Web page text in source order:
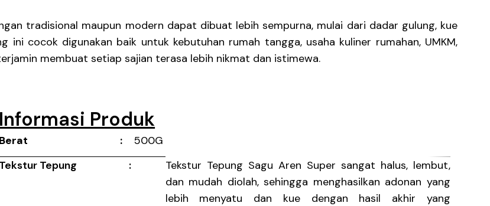
tradisional maupun modern dapat dibuat lebih sempurna, mulai dari dadar gulung, kue
ini cocok digunakan baik untuk kebutuhan rumah tangga, usaha kuliner rumahan, UMKM,
membuat setiap sajian terasa lebih nikmat dan istimewa.
Informasi Produk
Berat : 500G
:N/A
Tekstur Tepung :
Tekstur Tepung Sagu Aren Super sangat halus, lembut,
dan mudah diolah, sehingga menghasilkan adonan yang
lebih menyatu dan kue dengan hasil akhir yang